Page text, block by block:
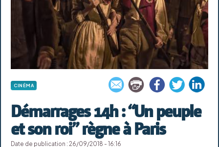
CINÉMA
Démarrages 14h : “Un peuple
et son roi” règne à Paris
Date de publication : 26/09/2018 - 16:16